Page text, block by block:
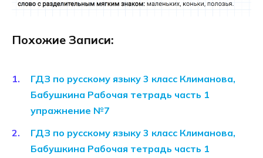
Похожие Записи:
ГДЗ по русскому языку 3 класс Климанова,
Бабушкина Рабочая тетрадь часть 1
упражнение №7
ГДЗ по русскому языку 3 класс Климанова,
Бабушкина Рабочая тетрадь часть 1